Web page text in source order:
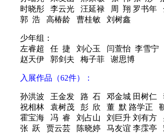
时晓彤 李云光 汪延禄 周 翔 罗书年
郭 浩 高椿龄 曹桂敏 刘树鑫
少年组：
左睿超 任 捷 刘心玉 闫萱怡 李雪
赵天伊 郭剑夫 梅子菲 谢思博
入展作品（62件）：
孙洪波 王金发 路 石 邓金城 田树仁
祝相林 袁树茂 彭 欣 董 默 路学正
霍宝海 冯 睿 刘占山 刘巨升 刘有方
张 跃 贾云芸 陈晓婷 马友谊 李霂亭